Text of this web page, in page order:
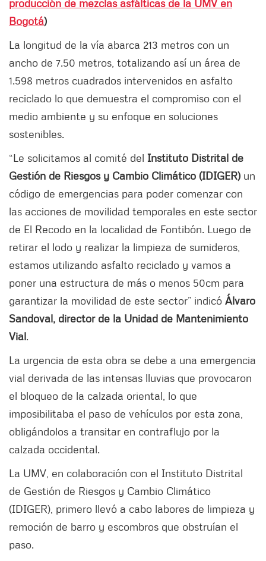
producción de mezclas asfálticas de la UMV en
Bogotá)
La longitud de la vía abarca 213 metros con un
ancho de 7.50 metros, totalizando así un área de
1.598 metros cuadrados intervenidos en asfalto
reciclado lo que demuestra el compromiso con el
medio ambiente y su enfoque en soluciones
sostenibles.
“Le solicitamos al comité del Instituto Distrital de
Gestión de Riesgos y Cambio Climático (IDIGER) un
código de emergencias para poder comenzar con
las acciones de movilidad temporales en este sector
de El Recodo en la localidad de Fontibón. Luego de
retirar el lodo y realizar la limpieza de sumideros,
estamos utilizando asfalto reciclado y vamos a
poner una estructura de más o menos 50cm para
garantizar la movilidad de este sector” indicó Álvaro
Sandoval, director de la Unidad de Mantenimiento
Vial.
La urgencia de esta obra se debe a una emergencia
vial derivada de las intensas lluvias que provocaron
el bloqueo de la calzada oriental, lo que
imposibilitaba el paso de vehículos por esta zona,
obligándolos a transitar en contraflujo por la
calzada occidental.
La UMV, en colaboración con el Instituto Distrital
de Gestión de Riesgos y Cambio Climático
(IDIGER), primero llevó a cabo labores de limpieza y
remoción de barro y escombros que obstruían el
paso.